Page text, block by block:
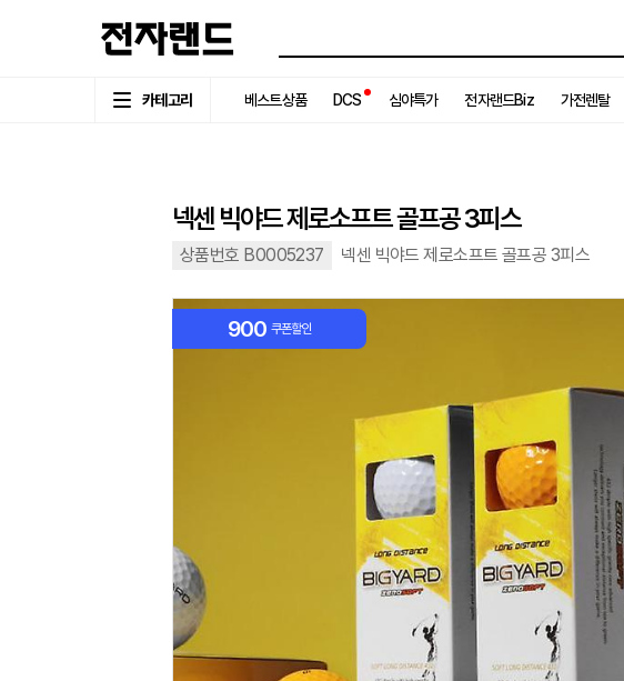
카테고리 베스트상품 DCS 심야특가 전자랜드Biz 가전렌탈
넥센 빅야드 제로소프트 골프공 3피스
상품번호 B0005237 넥센 빅야드 제로소프트 골프공 3피스
900 쿠폰할인